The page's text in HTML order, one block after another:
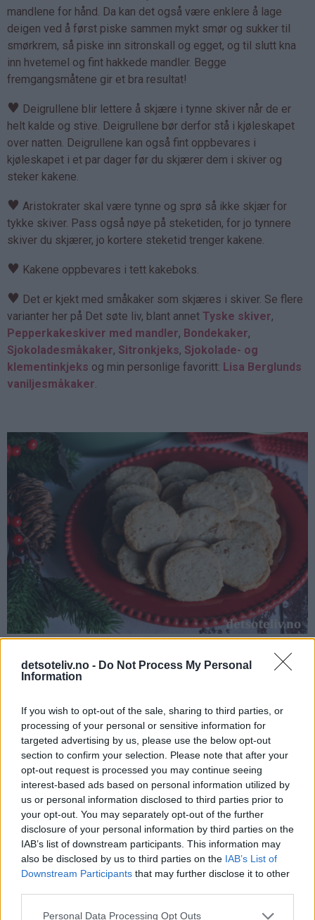
detsoteliv.no - Do Not Process My Personal
Information
If you wish to opt-out of the sale, sharing to third parties, or
processing of your personal or sensitive information for
targeted advertising by us, please use the below opt-out
section to confirm your selection. Please note that after your
opt-out request is processed you may continue seeing
interest-based ads based on personal information utilized by
us or personal information disclosed to third parties prior to
your opt-out. You may separately opt-out of the further
disclosure of your personal information by third parties on the
IAB’s list of downstream participants. This information may
also be disclosed by us to third parties on the IAB’s List of
Downstream Participants that may further disclose it to other
Personal Data Processing Opt Outs
mandlene for hånd. Da kan det også være enklere å lage
deigen ved å først piske sammen mykt smør og sukker til
smørkrem, så piske inn sitronskall og egget, og til slutt kna
inn hvetemel og fint hakkede mandler. Begge
fremgangsmåtene gir et bra resultat!
♥ Deigrullene blir lettere å skjære i tynne skiver når de er
helt kalde og stive. Deigrullene bør derfor stå i kjøleskapet
over natten. Deigrullene kan også fint oppbevares i
kjøleskapet i et par dager før du skjærer dem i skiver og
steker kakene.
♥ Aristokrater skal være tynne og sprø så ikke skjær for
tykke skiver. Pass også nøye på steketiden, for jo tynnere
skiver du skjærer, jo kortere steketid trenger kakene.
♥ Kakene oppbevares i tett kakeboks.
♥ Det er kjekt med småkaker som skjæres i skiver. Se flere
varianter her på Det søte liv, blant annet Tyske skiver,
Pepperkakeskiver med mandler, Bondekaker,
Sjokoladesmåkaker, Sitronkjeks, Sjokolade- og
klementinkjeks og min personlige favoritt: Lisa Berglunds
vaniljesmåkaker.
Hvem har begynt å glede seg til jul? 😊